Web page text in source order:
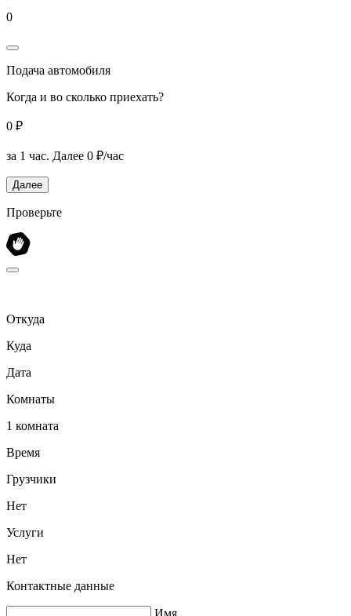
0
Подача автомобиля
Когда и во сколько приехать?
0 ₽
за 1 час. Далее 0 ₽/час
Далее
Проверьте
Откуда
Куда
Дата
Комнаты
1 комната
Время
Грузчики
Нет
Услуги
Нет
Контактные данные
Имя